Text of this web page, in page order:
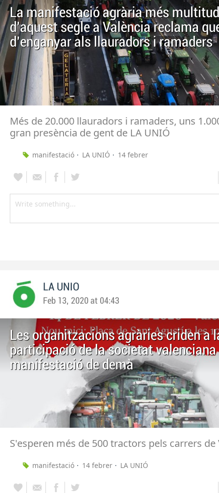
La manifestació agrària més
d'aquest segle a València reclama
d'enganyar als llauradors i ramaders
Més de 20.000 llauradors i ramaders, uns
gran presència de gent de LA UNIÓ
manifestació LA UNIÓ 14 febrer
LA UNIO
Feb 13, 2020 at 04:43
Les organitzacions agràries criden a
participació de la societat valenciana
manifestació de demà
S'esperen més de 500 tractors pels carrers de
manifestació 14 febrer LA UNIÓ